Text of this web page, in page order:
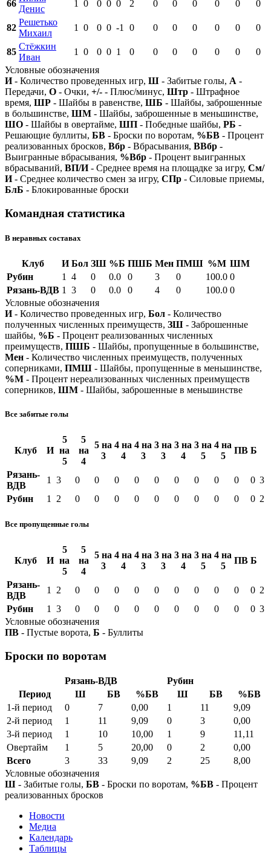
66
Денис
1 0 0 0 0 2 0 0 0 0 0 0
82
Решетько
Михаил
1 0 0 0 -1 0 0 0 0 0 0 0
85
Стёжкин
Иван
1 0 0 0 1 0 0 0 0 0 0
0
Условные обозначения
И- Количество проведенных игр, Ш - Забитые голы, А -
Передачи, О - Очки, +/- - Плюс/минус, Штр - Штрафное
время, ШР - Шайбы в равенстве, ШБ - Шайбы, заброшенные
в большинстве, ШМ - Шайбы, заброшенные в меньшинстве,
ШО - Шайбы в овертайме, ШП - Победные шайбы, РБ -
Решающие буллиты, БВ - Броски по воротам, %БВ - Процент
реализованных бросков, Вбр - Вбрасывания, ВВбр -
Выигранные вбрасывания, %Вбр - Процент выигранных
вбрасываний, ВП/И- Среднее время на площадке за игру, См/
И- Среднее количество смен за игру, СПр - Силовые приемы,
БлБ - Блокированные броски
Командная статистика
В неравных составах
Клуб И Бол ЗШ %Б ПШБ Мен ПМШ %М ШМ
Рубин
1 4 0 0.0 0 3 0 100.0 0
Рязань-ВДВ 1 3 0 0.0 0 4 0 100.0 0
Условные обозначения
И- Количество проведенных игр, Бол - Количество
полученных численных преимуществ, ЗШ - Заброшенные
шайбы, %Б - Процент реализованных численных
преимуществ, ПШБ - Шайбы, пропущенные в большинстве,
Мен - Количество численных преимуществ, полученных
соперниками, ПМШ - Шайбы, пропущенные в меньшинстве,
%М - Процент нереализованных численных преимуществ
соперников, ШМ - Шайбы, заброшенные в меньшинстве
Все забитые голы
Клуб И
5
на
5
5
на
4
5 на
3
4 на
4
4 на
3
3 на
3
3 на
4
3 на
5
4 на
5
ПВ Б
Рязань-
ВДВ
1 3 0 0 0 0 0 0 0 0 0 0 3
Рубин
1 2 0 0 0 0 0 0 0 0 0 0 2
Все пропущенные голы
Клуб И
5
на
5
5
на
4
5 на
3
4 на
4
4 на
3
3 на
3
3 на
4
3 на
5
4 на
5
ПВ Б
Рязань-
ВДВ
1 2 0 0 0 0 0 0 0 0 0 0 2
Рубин
1 3 0 0 0 0 0 0 0 0 0 0 3
Условные обозначения
ПВ - Пустые ворота, Б - Буллиты
Броски по воротам
Рязань-ВДВ
Рубин
Период
Ш БВ %БВ Ш БВ
%БВ
1-й период
0 7 0,00 1 11
9,09
2-й период
1 11 9,09 0 3
0,00
3-й период
1 10 10,00 1 9
11,11
Овертайм
1 5 20,00 0 2
0,00
Всего
3 33 9,09 2 25
8,00
Условные обозначения
Ш - Забитые голы, БВ - Броски по воротам, %БВ - Процент
реализованных бросков
Новости
Медиа
Календарь
Таблицы